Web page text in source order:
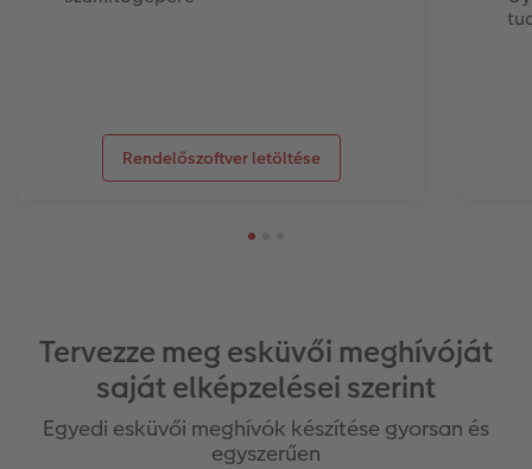
Rendelőszoftver letöltése
Tervezze meg esküvői meghívóját
saját elképzelései szerint
Egyedi esküvői meghívók készítése gyorsan és
egyszerűen